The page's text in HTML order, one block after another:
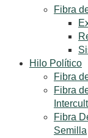
Fibra
Hilo Político
Fibra
Fibra
Fibra
Semilla